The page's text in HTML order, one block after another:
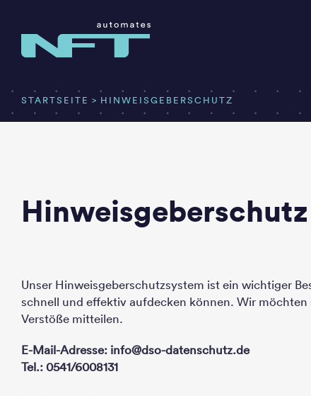
springen
STARTSEITE HINWEISGEBERSCHUTZ
Hinweisgeberschutz
Unser Hinweisgeberschutzsystem ist ein wichtiger
schnell und effektiv aufdecken können. Wir
Verstöße mitteilen.
E-Mail-Adresse: info@dso-datenschutz.de
Tel.: 0541/6008131